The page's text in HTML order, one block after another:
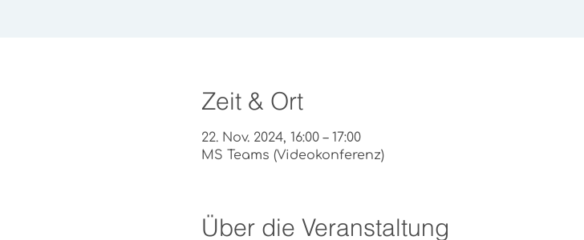
Zeit & Ort
22. Nov. 2024, 16:00 – 17:00
MS Teams (Videokonferenz)
Über die Veranstaltung